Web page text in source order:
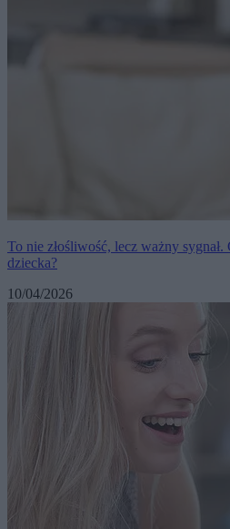
To nie złośliwość, lecz ważny
dziecka?
10/04/2026